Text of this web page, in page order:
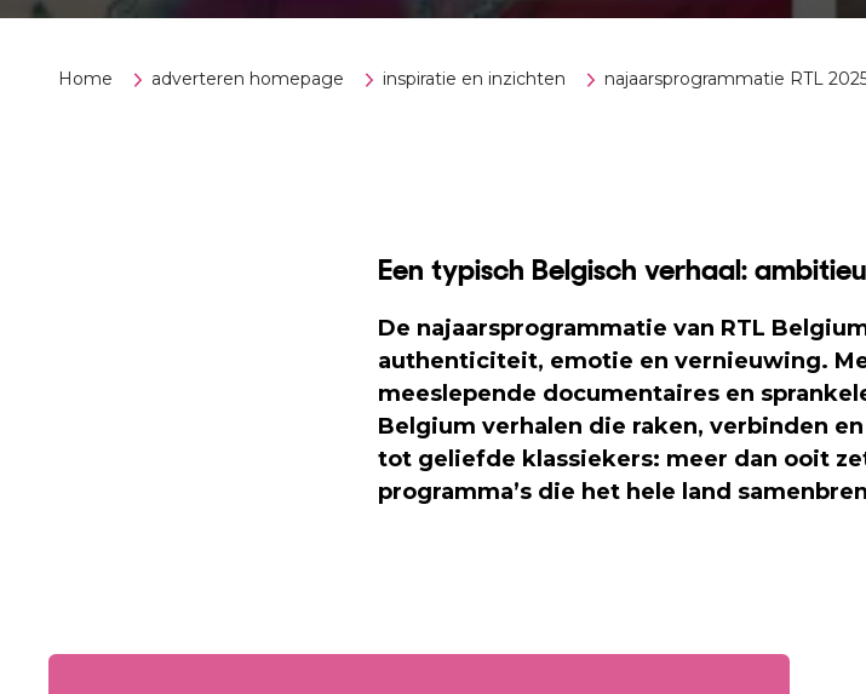
Home adverteren homepage inspiratie en inzichten najaarsprogrammatie RTL
Een typisch Belgisch verhaal:
De najaarsprogrammatie van RTL
authenticiteit, emotie en vernieuwing.
meeslepende documentaires en
Belgium verhalen die raken, verbinden
tot geliefde klassiekers: meer dan ooit
programma’s die het hele land